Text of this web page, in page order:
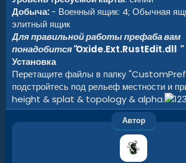
Добыча:- Военный ящик: 4; Обычная
элитный ящик
Для правильной работы префаба вам
понадобится"Oxide.Ext.RustEdit.dll "
Установка
Перетащите файлы в папку
подстройтесь под рельеф местности и
height & splat & topology & alpha.
Автор